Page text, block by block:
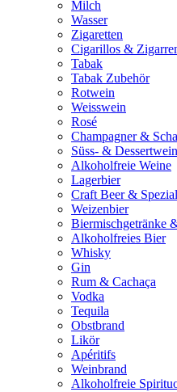
Milch
Wasser
Zigaretten
Cigarillos &
Tabak
Tabak Zubehör
Rotwein
Weisswein
Rosé
Champagner &
Süss- & Dessertwein
Alkoholfreie Weine
Lagerbier
Craft Beer &
Weizenbier
Biermischgetränke
Alkoholfreies Bier
Whisky
Gin
Rum & Cachaça
Vodka
Tequila
Obstbrand
Likör
Apéritifs
Weinbrand
Alkoholfreie